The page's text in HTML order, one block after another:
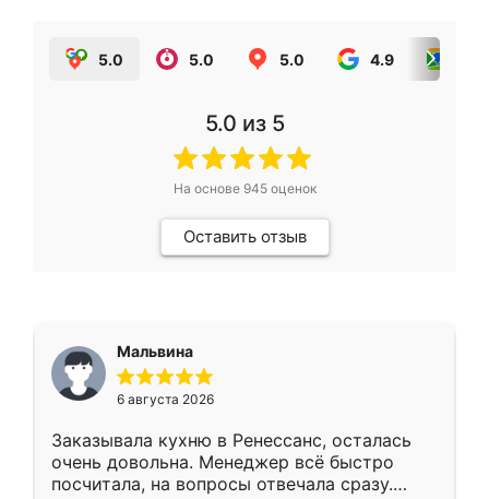
5.0 5.0 5.0 4.9
5.0 из 5
На основе 945оценок
Оставить отзыв
Мальвина
6 августа 2026
Заказывала кухню в Ренессанс, осталась
очень довольна. Менеджер всё быстро
посчитала, на вопросы отвечала сразу.